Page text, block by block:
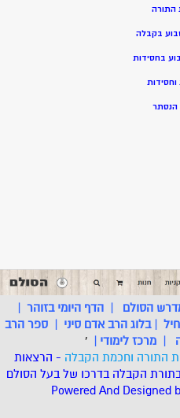
התורה
בקבלה
בחסידות
וחסידות
הנסתר
הסולם |הדף היומי בזוהר |
|בלוג הרב אדם סיני |ספר הרב
| מרכז לימודי |
'
התורה וחכמת הקבלה - הרצאות
בתורת הקבלה בדרכו של בעל הסולם
Powered And Designed